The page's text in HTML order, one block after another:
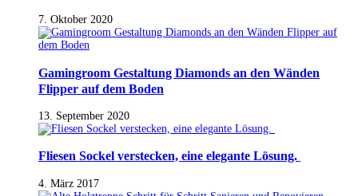
7. Oktober 2020
Gamingroom Gestaltung Diamonds an den Wänden
Flipper auf dem Boden
13. September 2020
Fliesen Sockel verstecken, eine elegante Lösung.
4. März 2017